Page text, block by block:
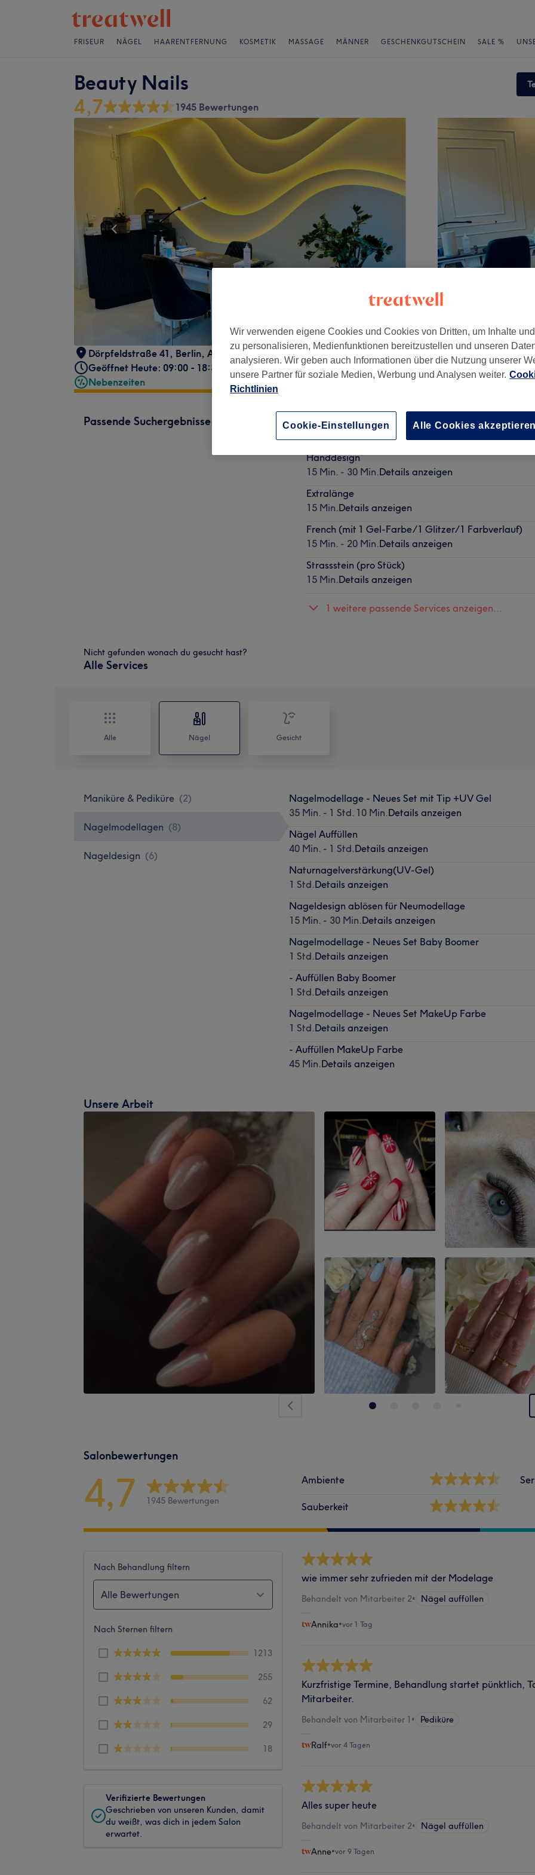
FRISEUR NÄGEL HAARENTFERNUNG KOSMETIK MASSAGE MÄNNER GESCHENKGUTSCHEIN SALE %
Beauty Nails
4,7 1945 Bewertungen
Dörpfeldstraße 41 , Berlin, Adlershof, 12489
Geöffnet Heute: 09:00 - 18:30
Nebenzeiten
Passende Suchergebnisse
Nageldesign ablösen für Neumodellage
Handdesign
15 Min. - 30 Min.Details anzeigen
Extralänge
15 Min.Details anzeigen
French (mit 1 Gel-Farbe/1 Glitzer/1 Farbverlauf)
15 Min. - 20 Min.Details anzeigen
Strassstein (pro Stück)
15 Min.Details anzeigen
1 weitere passende Services anzeigen...
Nicht gefunden wonach du gesucht hast?
Alle Services
Alle Nägel Gesicht
Maniküre & Pediküre (2)
Nagelmodellagen (8)
Nageldesign (6)
Nagelmodellage - Neues Set mit Tip +UV Gel
35 Min. - 1 Std. 10 Min.Details anzeigen
Nägel Auffüllen
40 Min. - 1 Std.Details anzeigen
Naturnagelverstärkung(UV-Gel)
1 Std.Details anzeigen
Nageldesign ablösen für Neumodellage
15 Min. - 30 Min.Details anzeigen
Nagelmodellage - Neues Set Baby Boomer
1 Std.Details anzeigen
- Auffüllen Baby Boomer
1 Std.Details anzeigen
Nagelmodellage - Neues Set MakeUp Farbe
1 Std.Details anzeigen
- Auffüllen MakeUp Farbe
45 Min.Details anzeigen
Unsere Arbeit
Salonbewertungen
4,7 1945 Bewertungen
Ambiente
Sauberkeit
Nach Behandlung filtern
Alle Bewertungen
Nach Sternen filtern
1213
255
62
29
18
Verifizierte Bewertungen
Geschrieben von unseren Kunden, damit
du weißt, was dich in jedem Salon
erwartet.
wie immer sehr zufrieden mit der Modelage
Behandelt von Mitarbeiter 2• Nägel auffüllen
Annika•vor 1 Tag
Kurzfristige Termine, Behandlung startet pünktlich,
Mitarbeiter.
Behandelt von Mitarbeiter 1 • Pediküre
Ralf•vor 4 Tagen
Alles super heute
Behandelt von Mitarbeiter 2• Nägel auffüllen
Anne•vor 9 Tagen
Wir verwenden eigene Cookies und Cookies von Dritten, um Inhalte
zu personalisieren, Medienfunktionen bereitzustellen und unseren
analysieren. Wir geben auch Informationen über die Nutzung unserer
unsere Partner für soziale Medien, Werbung und Analysen weiter.
Richtlinien
Cookie-Einstellungen Alle Cookies